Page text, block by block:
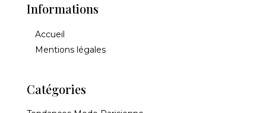
Informations
Accueil
Mentions légales
Catégories